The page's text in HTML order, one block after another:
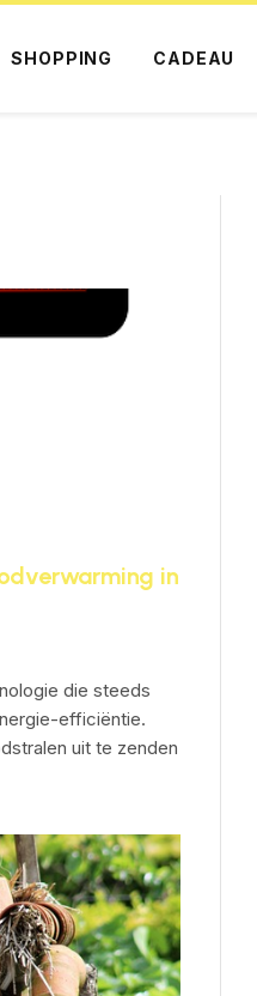
SHOPPING CADEAU
in
die steeds
efficiëntie.
uit te zenden